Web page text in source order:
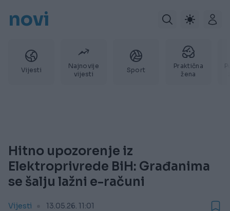
novi
Vijesti
Najnovije
vijesti
Sport
Praktična
žena
Hitno upozorenje iz
Elektroprivrede BiH: Građanima
se šalju lažni e-računi
Vijesti 13.05.26. 11:01